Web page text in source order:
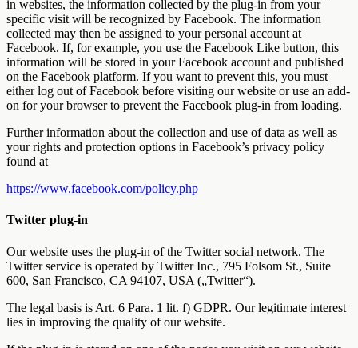
in websites, the information collected by the plug-in from your
specific visit will be recognized by Facebook. The information
collected may then be assigned to your personal account at
Facebook. If, for example, you use the Facebook Like button, this
information will be stored in your Facebook account and published
on the Facebook platform. If you want to prevent this, you must
either log out of Facebook before visiting our website or use an add-
on for your browser to prevent the Facebook plug-in from loading.
Further information about the collection and use of data as well as
your rights and protection options in Facebook’s privacy policy
found at
https://www.facebook.com/policy.php
Twitter plug-in
Our website uses the plug-in of the Twitter social network. The
Twitter service is operated by Twitter Inc., 795 Folsom St., Suite
600, San Francisco, CA 94107, USA („Twitter“).
The legal basis is Art. 6 Para. 1 lit. f) GDPR. Our legitimate interest
lies in improving the quality of our website.